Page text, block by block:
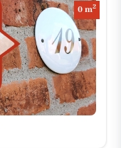
0 m2